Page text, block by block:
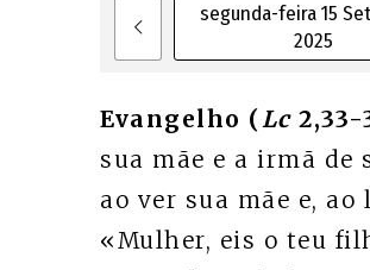
segunda-feira 15
2025
Evangelho (Lc2,33-
sua mãe e a irmã de
ao ver sua mãe e,
«Mulher, eis o teu